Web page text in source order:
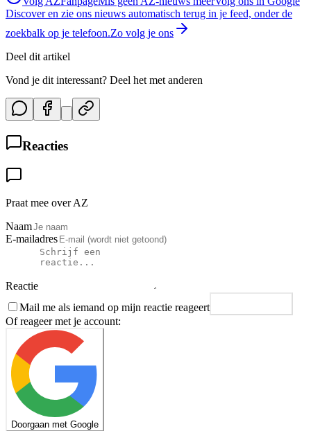
Discover en zie ons nieuws automatisch terug in je feed, onder de
zoekbalk op je telefoon.Zo volg je ons
Deel dit artikel
Vond je dit interessant? Deel het met anderen
Reacties
Praat mee over AZ
Naam
E-mailadres
Reactie
Mail me als iemand op mijn reactie reageert
Of reageer met je account:
Doorgaan met Google